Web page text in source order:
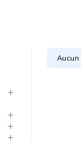
Aucun